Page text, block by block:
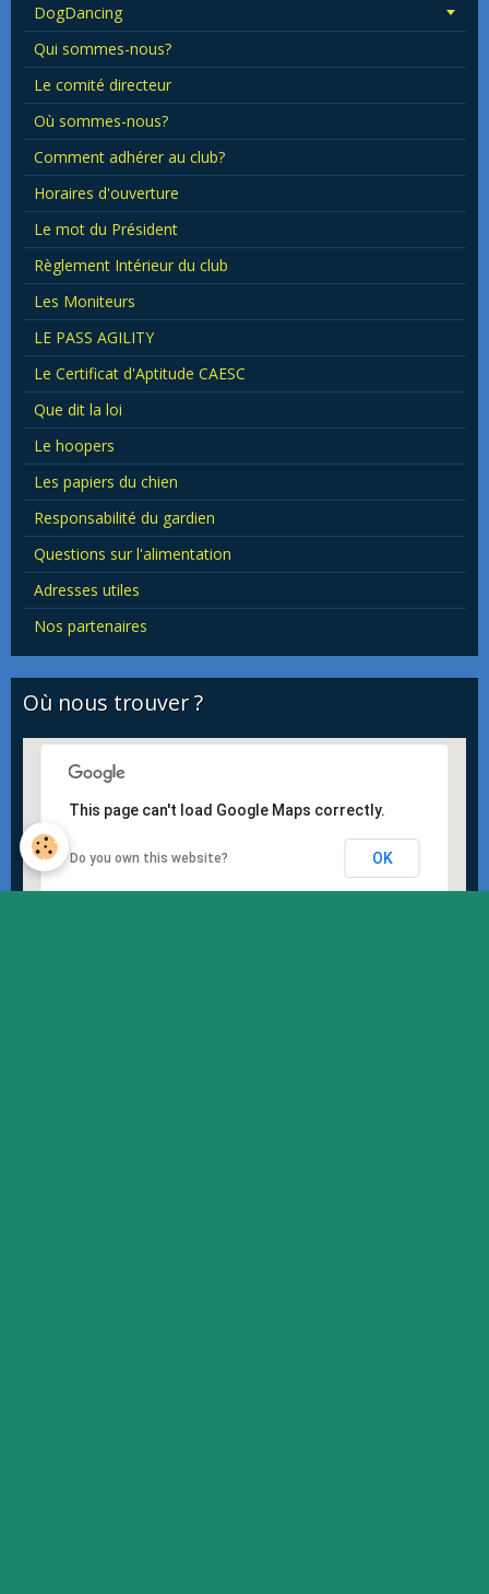
DogDancing
Qui sommes-nous?
Le comité directeur
Où sommes-nous?
Comment adhérer au club?
Horaires d'ouverture
Le mot du Président
Règlement Intérieur du club
Les Moniteurs
LE PASS AGILITY
Le Certificat d'Aptitude CAESC
Que dit la loi
Le hoopers
Les papiers du chien
Responsabilité du gardien
Questions sur l'alimentation
Adresses utiles
Nos partenaires
Où nous trouver ?
This page can't load Google Maps correctly.
Do you own this website? OK